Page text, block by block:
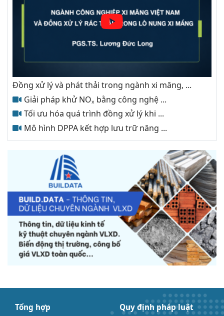
Đồng xử lý và phát thải trong ngành xi măng, ...
Giải pháp khử NOₓ bằng công nghệ ...
Tối ưu hóa quá trình đồng xử lý khi ...
Mô hình DPPA kết hợp lưu trữ năng ...
Tổng hợp Quy định pháp luật